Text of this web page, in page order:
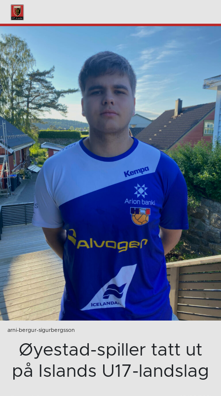
arni-bergur-sigurbergsson
Øyestad-spiller tatt ut
på Islands U17-landslag